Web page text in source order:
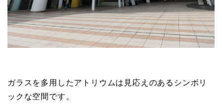
ガラスを多用したアトリウムは見応えのあるシンボリ
ックな空間です。